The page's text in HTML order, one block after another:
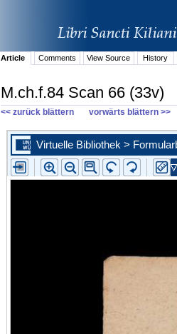
Article Comments View Source History
M.ch.f.84 Scan 66 (33v)
<< zurück blättern vorwärts blättern >>